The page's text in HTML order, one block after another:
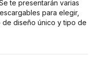
te presentarán varias
para elegir,
diseño único y tipo de